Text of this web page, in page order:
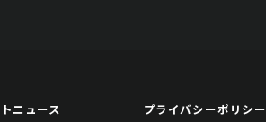
ニュース
プライバシーポリシー